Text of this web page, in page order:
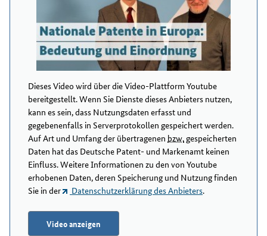
Dieses Video wird über die Video-Plattform Youtube
bereitgestellt. Wenn Sie Dienste dieses Anbieters nutzen,
kann es sein, dass Nutzungsdaten erfasst und
gegebenenfalls in Serverprotokollen gespeichert werden.
Auf Art und Umfang der übertragenen bzw.gespeicherten
Daten hat das Deutsche Patent- und Markenamt keinen
Einfluss. Weitere Informationen zu den von Youtube
erhobenen Daten, deren Speicherung und Nutzung finden
Sie in der
Datenschutzerklärung des Anbieters.
Video anzeigen